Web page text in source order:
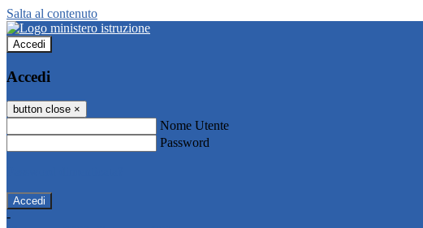
Salta al contenuto
Accedi
Accedi
button close ×
Nome Utente
Password
-